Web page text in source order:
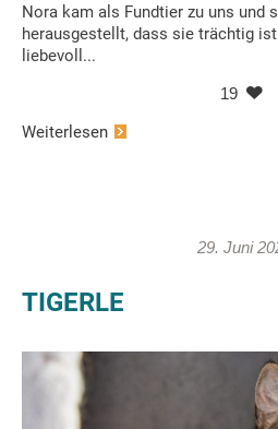
Nora kam als Fundtier zu uns und
herausgestellt, dass sie trächtig
liebevoll...
19
Weiterlesen
29. Juni
TIGERLE